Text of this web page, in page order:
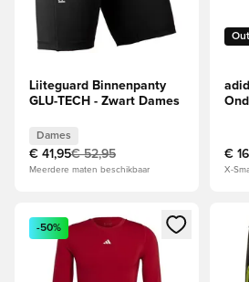
Liiteguard Binnenpanty
GLU-TECH - Zwart Dames
Dames
€ 41,95€ 52,95
Meerdere maten beschikbaar
€
X-
Opent een venster om in te
-50%